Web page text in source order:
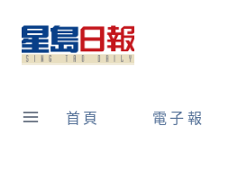
content
首頁 電子報